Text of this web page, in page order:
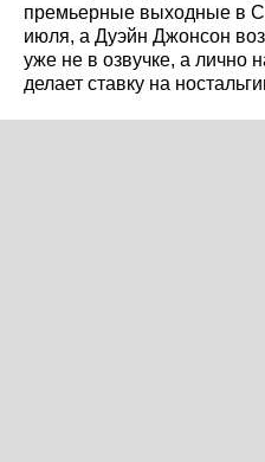
премьерные выходные в
июля, а Дуэйн Джонсон
уже не в озвучке, а
делает ставку на